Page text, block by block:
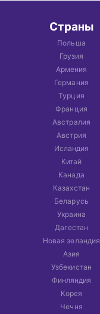
Страны
Польша
Грузия
Армения
Германия
Турция
Франция
Австралия
Австрия
Исландия
Китай
Канада
Казахстан
Беларусь
Украина
Дагестан
Новая зеландия
Азия
Узбекистан
Финляндия
Корея
Чечня